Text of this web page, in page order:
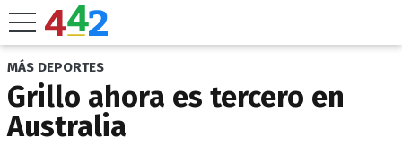
MÁS DEPORTES
Grillo ahora es tercero en
Australia